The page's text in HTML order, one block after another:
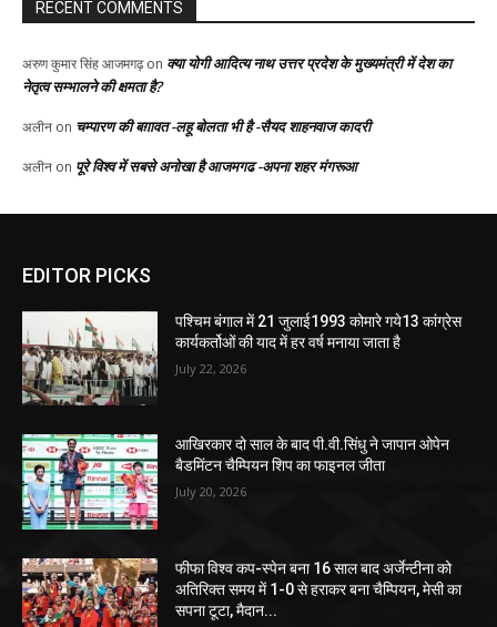
EDITOR PICKS
पश्चिम बंगाल में 21 जुलाई1993 कोमारे गये13 कांग्रेस
कार्यकर्तोओं की याद में हर वर्ष मनाया जाता है
July 22, 2026
आखिरकार दो साल के बाद पी.वी.सिंधु ने जापान ओपेन
बैडमिंटन चैम्पियन शिप का फाइनल जीता
July 20, 2026
फीफा विश्व कप-स्पेन बना 16 साल बाद अर्जेन्टीना को
अतिरिक्त समय में 1-0 से हराकर बना चैम्पियन, मेसी का
सपना टूटा, मैदान...